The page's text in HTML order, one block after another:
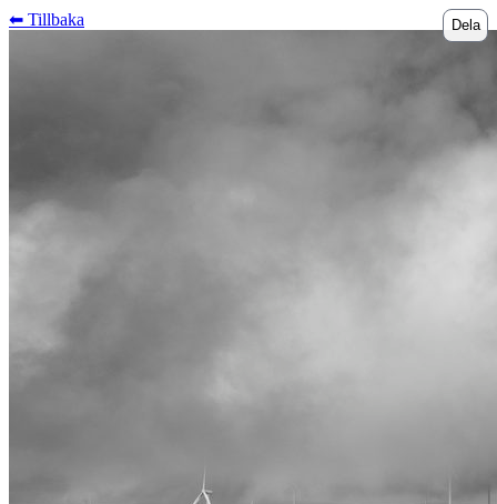
⬅︎ Tillbaka Dela